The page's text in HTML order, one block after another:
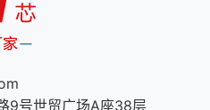
9号世贸广场A座38层